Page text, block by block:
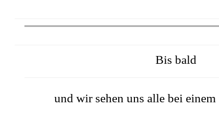
Bis bald
und wir sehen uns alle bei